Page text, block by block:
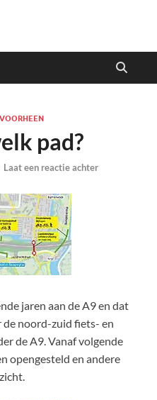
pad?
Laat een reactie achter
jaren aan de A9 en dat
noord-zuid fiets- en
de A9. Vanaf volgende
opengesteld en andere